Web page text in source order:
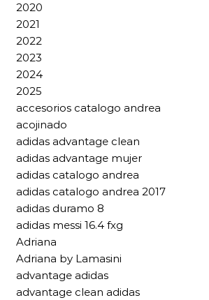
2020
2021
2022
2023
2024
2025
accesorios catalogo andrea
acojinado
adidas advantage clean
adidas advantage mujer
adidas catalogo andrea
adidas catalogo andrea 2017
adidas duramo 8
adidas messi 16.4 fxg
Adriana
Adriana by Lamasini
advantage adidas
advantage clean adidas